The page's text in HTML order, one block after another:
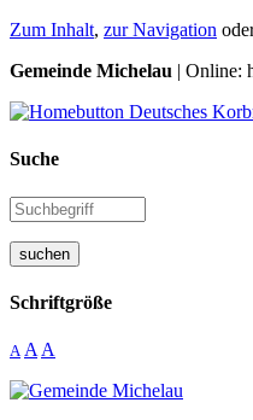
Zum Inhalt, zur Navigation
Gemeinde Michelau | Online:
Suche
suchen
Schriftgröße
A A A